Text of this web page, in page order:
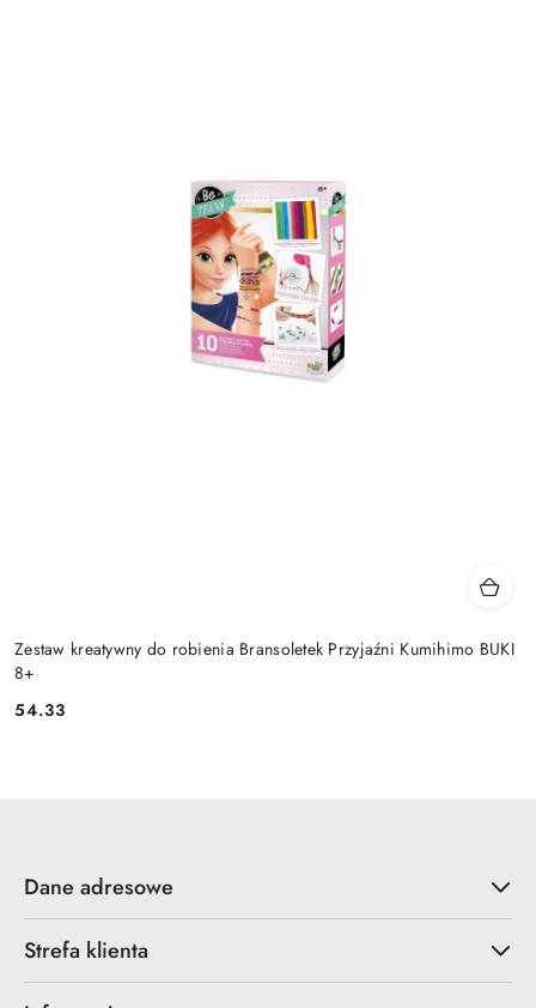
Zestaw kreatywny do robienia Bransoletek Przyjaźni Kumihimo BUKI
8+
Cena:
54.33
Dane adresowe
Strefa klienta